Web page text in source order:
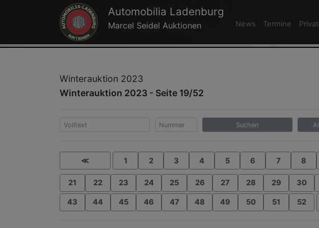
Automobilia Ladenburg
Marcel Seidel Auktionen News Termine
Winterauktion 2023
Winterauktion 2023 - Seite 19/52
Suchen
≪ 1 2 3 4 5 6 7 8
21 22 23 24 25 26 27 28 29 30
43 44 45 46 47 48 49 50 51 52